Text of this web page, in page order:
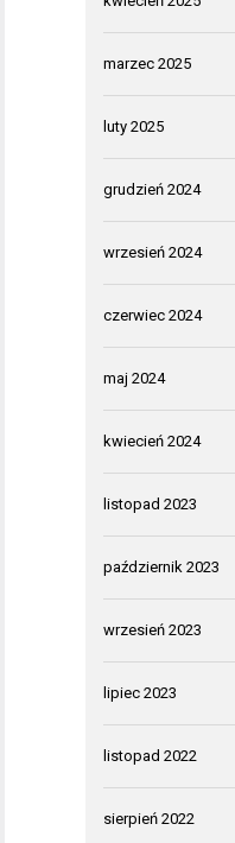
marzec 2025
luty 2025
grudzień 2024
wrzesień 2024
czerwiec 2024
maj 2024
kwiecień 2024
listopad 2023
październik 2023
wrzesień 2023
lipiec 2023
listopad 2022
sierpień 2022